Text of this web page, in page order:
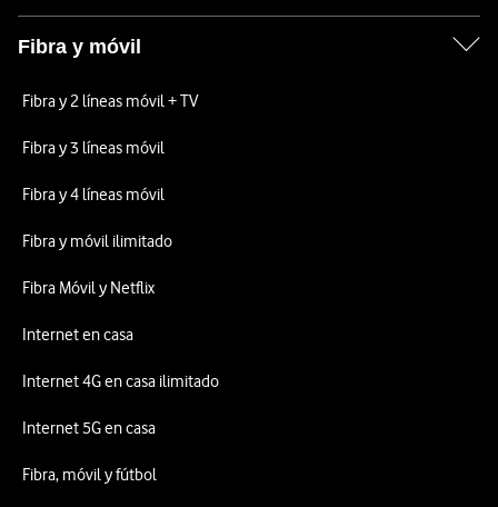
Fibra y móvil
Fibra y 2 líneas móvil + TV
Fibra y 3 líneas móvil
Fibra y 4 líneas móvil
Fibra y móvil ilimitado
Fibra Móvil y Netflix
Internet en casa
Internet 4G en casa ilimitado
Internet 5G en casa
Fibra, móvil y fútbol